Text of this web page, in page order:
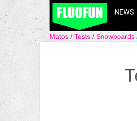
NEWS
Matos Tests Snowboards